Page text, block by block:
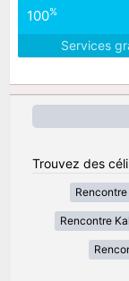
100%
Services
Trouvez des
Rencontre